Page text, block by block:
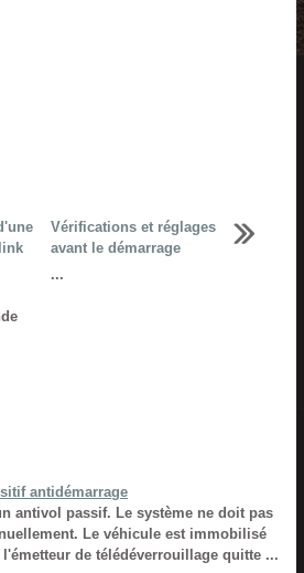
Vérifications et réglages
avant le démarrage
...
antidémarrage
antivol passif. Le système ne doit pas
Le véhicule est immobilisé
de télédéverrouillage quitte ...